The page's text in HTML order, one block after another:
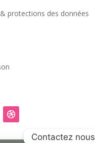
protections des données
Contactez nous